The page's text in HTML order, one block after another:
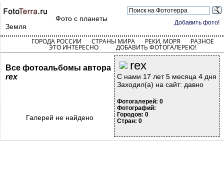
Добавить фото!
Фото с планеты
Земля
ГОРОДА РОССИИ СТРАНЫ МИРА РЕКИ, МОРЯ РАЗНОЕ
ЭТО ИНТЕРЕСНО ДОБАВИТЬ ФОТОГАЛЕРЕЮ!
rex
С нами 17 лет 5 месяца 4 дня
Заходил(а) на сайт: давно
Фотогалерей: 0
Фотографий:
Городов: 0
Стран: 0
Все фотоальбомы автора
rex
Галерей не найдено